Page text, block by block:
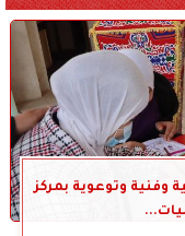
وفنية وتوعوية بمركز